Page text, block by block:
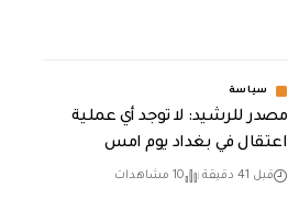
سياسة
مصدر للرشيد: لا توجد أي عملية
اعتقال في بغداد يوم امس
قبل 41 دقيقة 10 مشاهدات